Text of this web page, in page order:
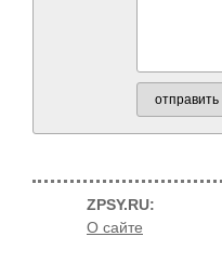
отправить
ZPSY.RU:
О сайте